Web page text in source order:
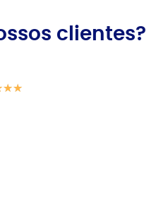
clientes?
★★